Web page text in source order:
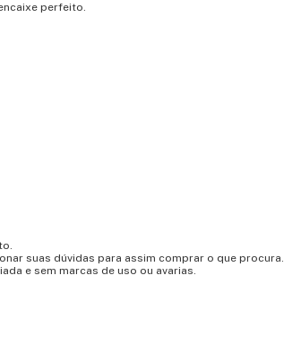
perfeito.
suas dúvidas para assim comprar o que procura.
e sem marcas de uso ou avarias.